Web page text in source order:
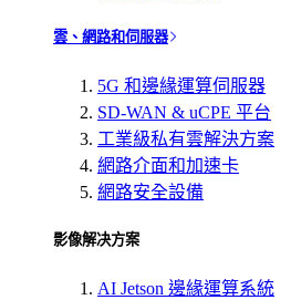
雲、網路和伺服器
5G 和邊緣運算伺服器
SD-WAN & uCPE 平台
工業級私有雲解決方案
網路介面和加速卡
網路安全設備
影像解决方案
AI Jetson 邊緣運算系統